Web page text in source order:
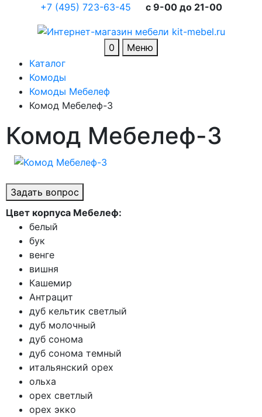
+7 (495) 723-63-45 c 9-00 до 21-00
0
Меню
Каталог
Комоды
Комоды Мебелеф
Комод Мебелеф-3
Комод Мебелеф-3
Задать вопрос
Цвет корпуса Мебелеф:
белый
бук
венге
вишня
Кашемир
Антрацит
дуб кельтик светлый
дуб молочный
дуб сонома
дуб сонома темный
итальянский орех
ольха
орех светлый
орех экко